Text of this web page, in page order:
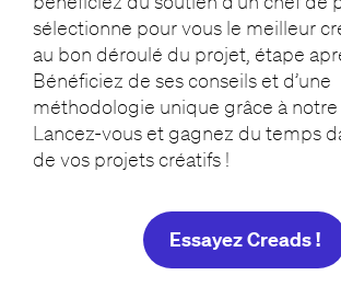
sélectionne pour vous le meilleur
au bon déroulé du projet, étape
Bénéficiez de ses conseils et d’une
méthodologie unique grâce à notre
Lancez-vous et gagnez du temps
de vos projets créatifs !
Essayez Creads !